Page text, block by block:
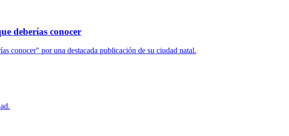
deberías conocer
conocer" por una destacada publicación de su ciudad natal.